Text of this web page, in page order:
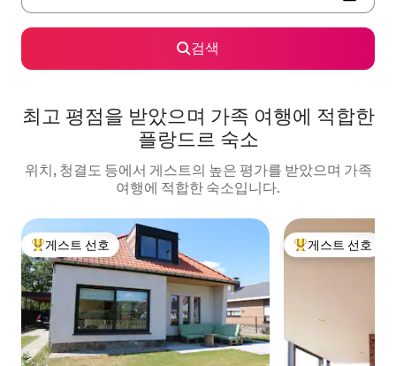
검색
최고 평점을 받았으며 가족 여행에 적합한
플랑드르 숙소
위치, 청결도 등에서 게스트의 높은 평가를 받았으며 가족
여행에 적합한 숙소입니다.
상위 게스트 선호
게스트 선호 상위 게스트 선호
게스트 선호